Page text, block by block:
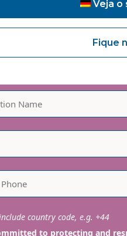
country code, e.g. +44
to protecting and
Veja o
Fique